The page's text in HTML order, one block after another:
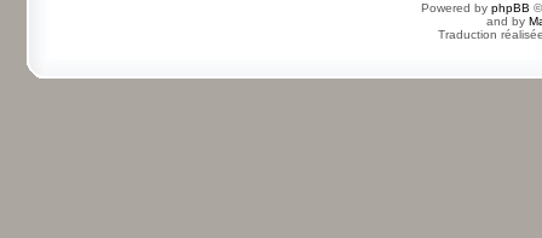
Powered by phpBB
and by
Traduction